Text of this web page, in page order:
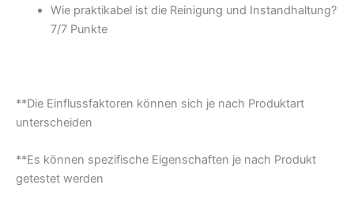
Wie praktikabel ist die Reinigung und Instandhaltung?
7/7 Punkte
**Die Einflussfaktoren können sich je nach Produktart
unterscheiden
**Es können spezifische Eigenschaften je nach Produkt
getestet werden